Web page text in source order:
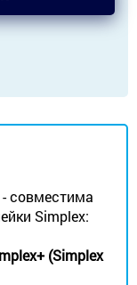
совместима
Simplex:
(Simplex